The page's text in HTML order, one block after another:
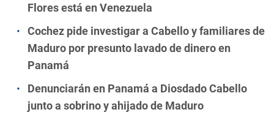
Flores está en Venezuela
Cochez pide investigar a Cabello y familiares de
Maduro por presunto lavado de dinero en
Panamá
Denunciarán en Panamá a Diosdado Cabello
junto a sobrino y ahijado de Maduro